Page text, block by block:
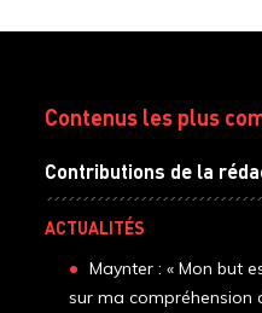
Contenus les plus
Contributions de la
ACTUALITÉS
Maynter : « Mon but
sur ma compréhension